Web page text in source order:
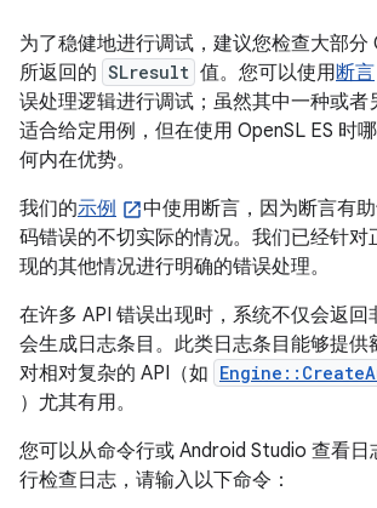
为了稳健地进行调试，建议您检查大部分
所返回的 SLresult 值。您可以使用断言
误处理逻辑进行调试；虽然其中一种或者
适合给定用例，但在使用 OpenSL ES 时
何内在优势。
我们的示例
中使用断言，因为断言有
码错误的不切实际的情况。我们已经针对
现的其他情况进行明确的错误处理。
在许多 API 错误出现时，系统不仅会返
会生成日志条目。此类日志条目能够提供
对相对复杂的 API（如
）尤其有用。
您可以从命令行或 Android Studio 查看日
行检查日志，请输入以下命令：